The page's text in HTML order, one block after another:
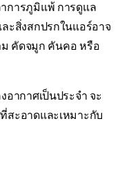
การภูมิแพ้ การดูแล
ะสิ่งสกปรกในแอร์อาจ
ม คัดจมูก คันคอ หรือ
อากาศเป็นประจำ จะ
สะอาดและเหมาะกับ